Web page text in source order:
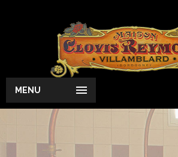

MENU